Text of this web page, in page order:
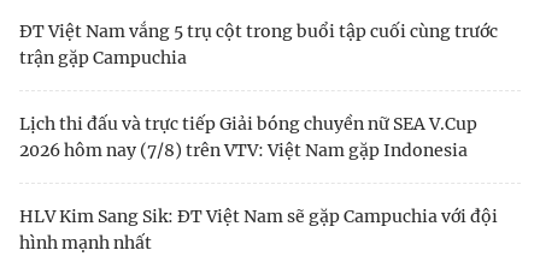
ĐT Việt Nam vắng 5 trụ cột trong buổi tập cuối cùng trước
trận gặp Campuchia
Lịch thi đấu và trực tiếp Giải bóng chuyền nữ SEA V.Cup
2026 hôm nay (7/8) trên VTV: Việt Nam gặp Indonesia
HLV Kim Sang Sik: ĐT Việt Nam sẽ gặp Campuchia với đội
hình mạnh nhất